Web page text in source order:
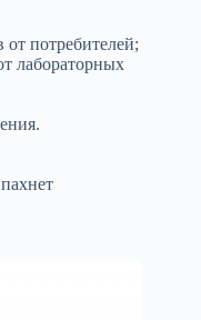
потребителей;
лабораторных